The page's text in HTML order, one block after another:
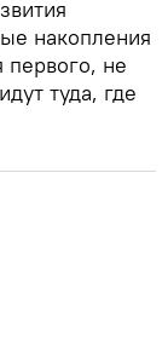
накопления
первого, не
туда, где